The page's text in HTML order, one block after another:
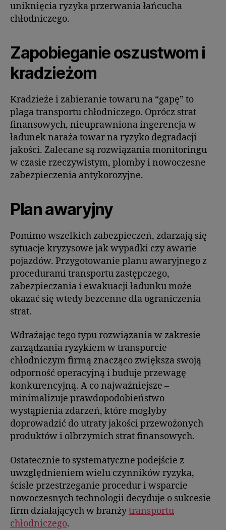
uniknięcia ryzyka przerwania łańcucha
chłodniczego.
Zapobieganie oszustwom i
kradzieżom
Kradzieże i zabieranie towaru na “gapę” to
plaga transportu chłodniczego. Oprócz strat
finansowych, nieuprawniona ingerencja w
ładunek naraża towar na ryzyko degradacji
jakości. Zalecane są rozwiązania monitoringu
w czasie rzeczywistym, plomby i nowoczesne
zabezpieczenia antykorozyjne.
Plan awaryjny
Pomimo wszelkich zabezpieczeń, zdarzają się
sytuacje kryzysowe jak wypadki czy awarie
pojazdów. Przygotowanie planu awaryjnego z
procedurami transportu zastępczego,
zabezpieczania i ewakuacji ładunku może
okazać się wtedy bezcenne dla ograniczenia
strat.
Wdrażając tego typu rozwiązania w zakresie
zarządzania ryzykiem w transporcie
chłodniczym firmą znacząco zwiększa swoją
odporność operacyjną i buduje przewagę
konkurencyjną. A co najważniejsze –
minimalizuje prawdopodobieństwo
wystąpienia zdarzeń, które mogłyby
doprowadzić do utraty jakości przewożonych
produktów i olbrzymich strat finansowych.
Ostatecznie to systematyczne podejście z
uwzględnieniem wielu czynników ryzyka,
ścisłe przestrzeganie procedur i wsparcie
nowoczesnych technologii decyduje o sukcesie
firm działających w branżytransportu
chłodniczego.